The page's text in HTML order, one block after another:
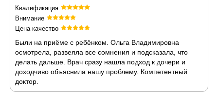
Квалификация
Внимание
Цена-качество
Были на приёме с ребёнком. Ольга Владимировна
осмотрела, развеяла все сомнения и подсказала, что
делать дальше. Врач сразу нашла подход к дочери и
доходчиво объяснила нашу проблему. Компетентный
доктор.